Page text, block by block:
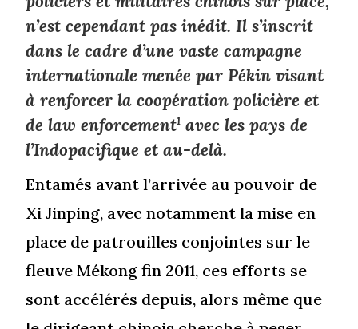
n’est cependant pas inédit. Il s’inscrit
dans le cadre d’une vaste campagne
internationale menée par Pékin visant
à renforcer la coopération policière et
delaw enforcement1 avec les pays de
l’Indopacifique et au-delà.
Entamés avant l’arrivée au pouvoir de
Xi Jinping, avec notamment la mise en
place de patrouilles conjointes sur le
fleuve Mékong fin 2011, ces efforts se
sont accélérés depuis, alors même que